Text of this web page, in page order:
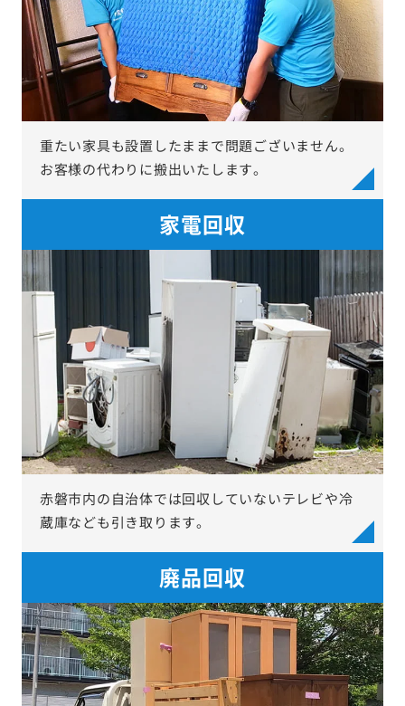
重たい家具も設置したままで問題ございません。
お客様の代わりに搬出いたします。
家電回収
赤磐市内の自治体では回収していないテレビや冷
蔵庫なども引き取ります。
廃品回収